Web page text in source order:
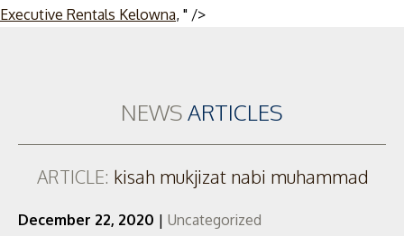
Executive Rentals Kelowna, " />Skip
NEWSARTICLES
ARTICLE: kisah mukjizat nabi muhammad
December 22, 2020 | Uncategorized